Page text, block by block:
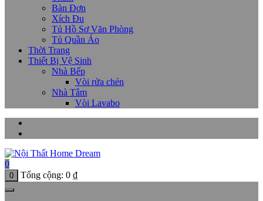
Bàn Đơn
Xích Đu
Tủ Hồ Sơ Văn Phòng
Tủ Quần Áo
Thời Trang
Thiết Bị Vệ Sinh
Nhà Bếp
Vòi rửa chén
Nhà Tắm
Vòi Lavabo
0
0 Tổng cộng: 0 ₫